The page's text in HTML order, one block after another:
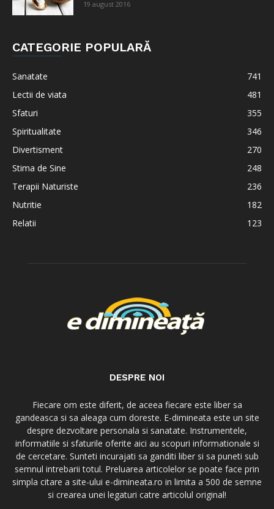
19 august 2016
CATEGORIE POPULARĂ
Sanatate
741
Lectii de viata
481
Sfaturi
355
Spiritualitate
346
Divertisment
270
Stima de Sine
248
Terapii Naturiste
236
Nutritie
182
Relatii
123
DESPRE NOI
Fiecare om este diferit, de aceea fiecare este liber sa
gandeasca si sa aleaga cum doreste. E-dimineata este un site
despre dezvoltare personala si sanatate. Instrumentele,
informatiile si sfaturile oferite aici au scopuri informationale si
de cercetare. Sunteti incurajati sa ganditi liber si sa puneti sub
semnul intrebarii totul. Preluarea articolelor se poate face prin
simpla citare a site-ului e-dimineata.ro in limita a 500 de semne
si crearea unei legaturi catre articolul original!